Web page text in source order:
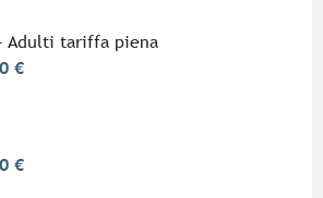
Adulti tariffa piena
€
€